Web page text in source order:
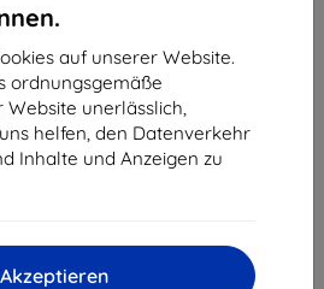
auf unserer Website.
ordnungsgemäße
unerlässlich,
helfen, den Datenverkehr
Inhalte und Anzeigen zu
Akzeptieren
Bank 2500mAh for iPhone 6
6/6s